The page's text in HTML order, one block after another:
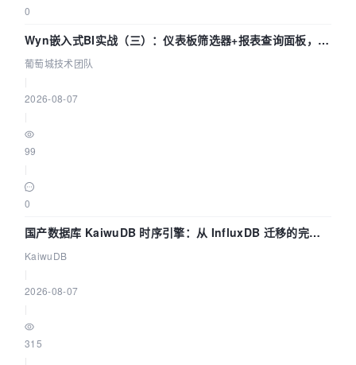
0
Wyn嵌入式BI实战（三）：仪表板筛选器+报表查询面板，参
数联动全闭环
葡萄城技术团队
2026-08-07
99
0
国产数据库 KaiwuDB 时序引擎：从 InfluxDB 迁移的完整
技术路径
KaiwuDB
2026-08-07
315